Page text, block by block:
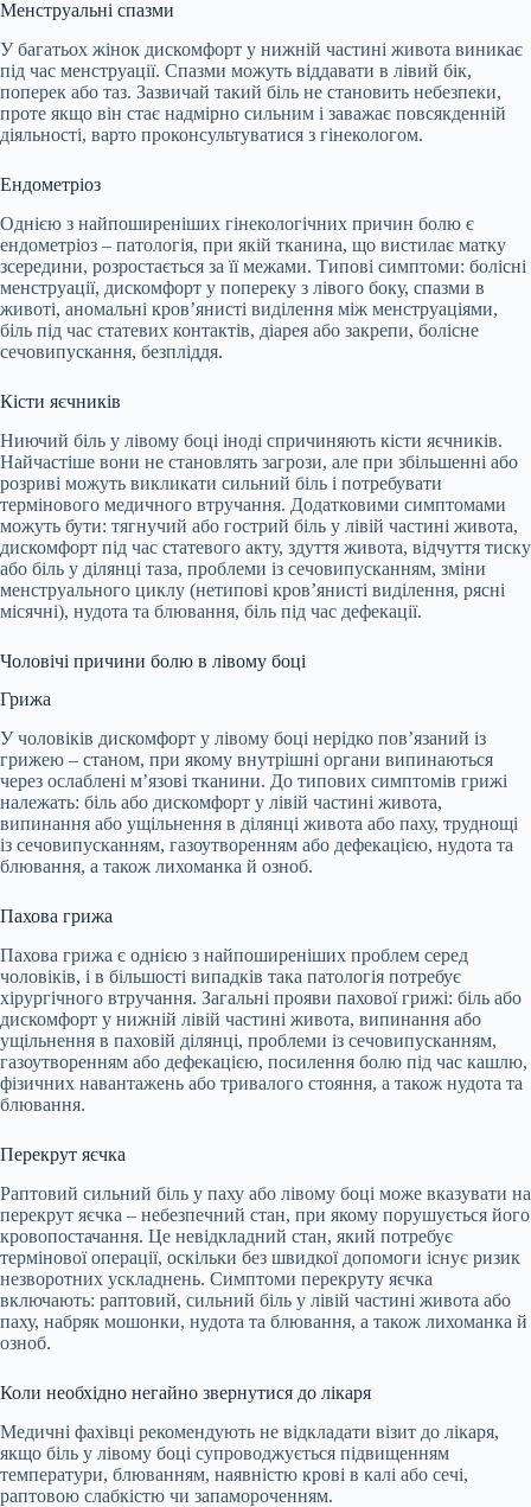
Менструальні спазми
У багатьох жінок дискомфорт у нижній частині живота виникає
під час менструації. Спазми можуть віддавати в лівий бік,
поперек або таз. Зазвичай такий біль не становить небезпеки,
проте якщо він стає надмірно сильним і заважає повсякденній
діяльності, варто проконсультуватися з гінекологом.
Ендометріоз
Однією з найпоширеніших гінекологічних причин болю є
ендометріоз – патологія, при якій тканина, що вистилає матку
зсередини, розростається за її межами. Типові симптоми: болісні
менструації, дискомфорт у попереку з лівого боку, спазми в
животі, аномальні кров’янисті виділення між менструаціями,
біль під час статевих контактів, діарея або закрепи, болісне
сечовипускання, безпліддя.
Кісти яєчників
Ниючий біль у лівому боці іноді спричиняють кісти яєчників.
Найчастіше вони не становлять загрози, але при збільшенні або
розриві можуть викликати сильний біль і потребувати
термінового медичного втручання. Додатковими симптомами
можуть бути: тягнучий або гострий біль у лівій частині живота,
дискомфорт під час статевого акту, здуття живота, відчуття тиску
або біль у ділянці таза, проблеми із сечовипусканням, зміни
менструального циклу (нетипові кров’янисті виділення, рясні
місячні), нудота та блювання, біль під час дефекації.
Чоловічі причини болю в лівому боці
Грижа
У чоловіків дискомфорт у лівому боці нерідко пов’язаний із
грижею – станом, при якому внутрішні органи випинаються
через ослаблені м’язові тканини. До типових симптомів грижі
належать: біль або дискомфорт у лівій частині живота,
випинання або ущільнення в ділянці живота або паху, труднощі
із сечовипусканням, газоутворенням або дефекацією, нудота та
блювання, а також лихоманка й озноб.
Пахова грижа
Пахова грижа є однією з найпоширеніших проблем серед
чоловіків, і в більшості випадків така патологія потребує
хірургічного втручання. Загальні прояви пахової грижі: біль або
дискомфорт у нижній лівій частині живота, випинання або
ущільнення в паховій ділянці, проблеми із сечовипусканням,
газоутворенням або дефекацією, посилення болю під час кашлю,
фізичних навантажень або тривалого стояння, а також нудота та
блювання.
Перекрут яєчка
Раптовий сильний біль у паху або лівому боці може вказувати на
перекрут яєчка – небезпечний стан, при якому порушується його
кровопостачання. Це невідкладний стан, який потребує
термінової операції, оскільки без швидкої допомоги існує ризик
незворотних ускладнень. Симптоми перекруту яєчка
включають: раптовий, сильний біль у лівій частині живота або
паху, набряк мошонки, нудота та блювання, а також лихоманка й
озноб.
Коли необхідно негайно звернутися до лікаря
Медичні фахівці рекомендують не відкладати візит до лікаря,
якщо біль у лівому боці супроводжується підвищенням
температури, блюванням, наявністю крові в калі або сечі,
раптовою слабкістю чи запамороченням.